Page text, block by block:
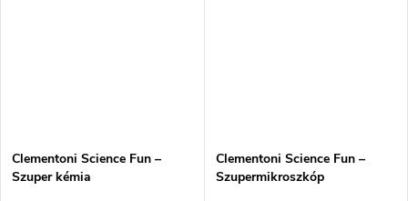
Clementoni Science Fun –
Szuper kémia
Clementoni Science Fun –
Szupermikroszkóp